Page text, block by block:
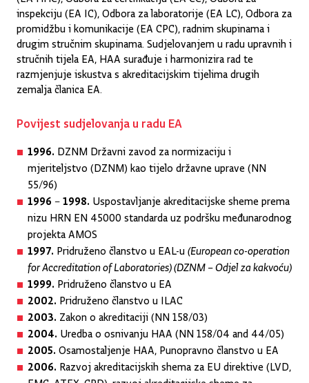
inspekciju (EA IC), Odbora za laboratorije (EA LC), Odbora za
promidžbu i komunikacije (EA CPC), radnim skupinama i
drugim stručnim skupinama. Sudjelovanjem u radu upravnih i
stručnih tijela EA, HAA surađuje i harmonizira rad te
razmjenjuje iskustva s akreditacijskim tijelima drugih
zemalja članica EA.
Povijest sudjelovanja u radu EA
1996. DZNM Državni zavod za normizaciju i
mjeriteljstvo (DZNM) kao tijelo državne uprave (NN
55/96)
1996 – 1998. Uspostavljanje akreditacijske sheme prema
nizu HRN EN 45000 standarda uz podršku međunarodnog
projekta AMOS
1997. Pridruženo članstvo u EAL-u (European co-operation
for Accreditation of Laboratories) (DZNM – Odjel za kakvoću)
1999. Pridruženo članstvo u EA
2002. Pridruženo članstvo u ILAC
2003. Zakon o akreditaciji (NN 158/03)
2004. Uredba o osnivanju HAA (NN 158/04 and 44/05)
2005. Osamostaljenje HAA, Punopravno članstvo u EA
2006. Razvoj akreditacijskih shema za EU direktive (LVD,
EMC, ATEX, CPD), razvoj akreditacijske sheme za